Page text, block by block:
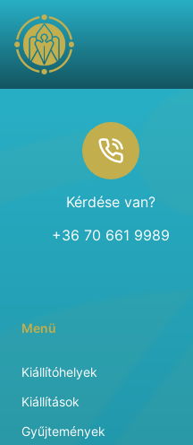
Kérdése van?
+36 70 661 9989
Menü
Kiállítóhelyek
Kiállítások
Gyűjtemények